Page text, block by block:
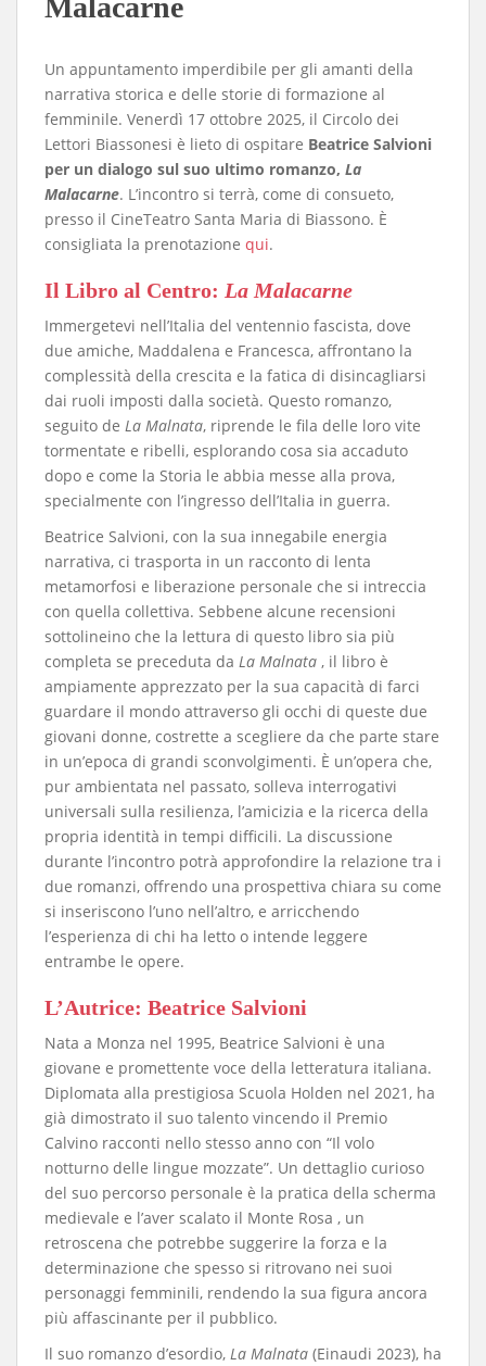
Un appuntamento imperdibile per gli amanti della
narrativa storica e delle storie di formazione al
femminile. Venerdì 17 ottobre 2025, il Circolo dei
Lettori Biassonesi è lieto di ospitare Beatrice Salvioni
per un dialogo sul suo ultimo romanzo, La
Malacarne. L’incontro si terrà, come di consueto,
presso il CineTeatro Santa Maria di Biassono. È
consigliata la prenotazione qui.
​Il Libro al Centro: La Malacarne
Immergetevi nell’Italia del ventennio fascista, dove
due amiche, Maddalena e Francesca, affrontano la
complessità della crescita e la fatica di disincagliarsi
dai ruoli imposti dalla società. Questo romanzo,
seguito de La Malnata, riprende le fila delle loro vite
tormentate e ribelli, esplorando cosa sia accaduto
dopo e come la Storia le abbia messe alla prova,
specialmente con l’ingresso dell’Italia in guerra.
​Beatrice Salvioni, con la sua innegabile energia
narrativa, ci trasporta in un racconto di lenta
metamorfosi e liberazione personale che si intreccia
con quella collettiva. Sebbene alcune recensioni
sottolineino che la lettura di questo libro sia più
completa se preceduta da La Malnata , il libro è
ampiamente apprezzato per la sua capacità di farci
guardare il mondo attraverso gli occhi di queste due
giovani donne, costrette a scegliere da che parte stare
in un’epoca di grandi sconvolgimenti. È un’opera che,
pur ambientata nel passato, solleva interrogativi
universali sulla resilienza, l’amicizia e la ricerca della
propria identità in tempi difficili. La discussione
durante l’incontro potrà approfondire la relazione tra i
due romanzi, offrendo una prospettiva chiara su come
si inseriscono l’uno nell’altro, e arricchendo
l’esperienza di chi ha letto o intende leggere
entrambe le opere.
​L’Autrice: Beatrice Salvioni
​Nata a Monza nel 1995, Beatrice Salvioni è una
giovane e promettente voce della letteratura italiana.
Diplomata alla prestigiosa Scuola Holden nel 2021, ha
già dimostrato il suo talento vincendo il Premio
Calvino racconti nello stesso anno con “Il volo
notturno delle lingue mozzate”. Un dettaglio curioso
del suo percorso personale è la pratica della scherma
medievale e l’aver scalato il Monte Rosa , un
retroscena che potrebbe suggerire la forza e la
determinazione che spesso si ritrovano nei suoi
personaggi femminili, rendendo la sua figura ancora
più affascinante per il pubblico.
​Il suo romanzo d’esordio, La Malnata (Einaudi 2023), ha